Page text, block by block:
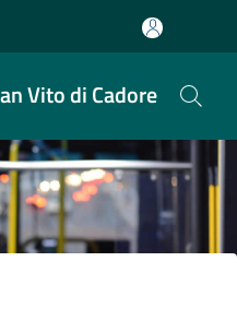
Vito di Cadore